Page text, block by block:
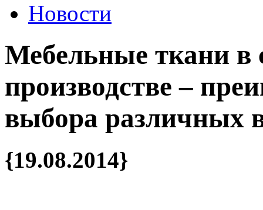
Новости
Мебельные ткани в
производстве –
выбора различных
{19.08.2014}